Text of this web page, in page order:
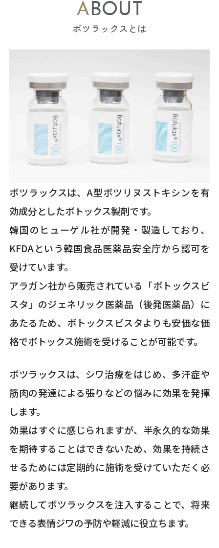
ABOUT
ボツラックスとは
ボツラックスは、A型ボツリヌストキシンを有
効成分としたボトックス製剤です。
韓国のヒューゲル社が開発・製造しており、
KFDAという韓国食品医薬品安全庁から認可を
受けています。
アラガン社から販売されている「ボトックスビ
スタ」のジェネリック医薬品（後発医薬品）に
あたるため、ボトックスビスタよりも安価な価
格でボトックス施術を受けることが可能です。
ボツラックスは、シワ治療をはじめ、多汗症や
筋肉の発達による張りなどの悩みに効果を発揮
します。
効果はすぐに感じられますが、半永久的な効果
を期待することはできないため、効果を持続さ
せるためには定期的に施術を受けていただく必
要があります。
継続してボツラックスを注入することで、将来
できる表情ジワの予防や軽減に役立ちます。